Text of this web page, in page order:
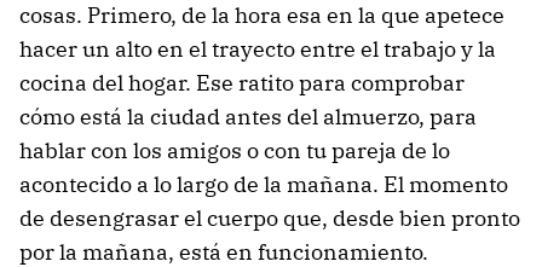
cosas. Primero, de la hora esa en la que apetece
hacer un alto en el trayecto entre el trabajo y la
cocina del hogar. Ese ratito para comprobar
cómo está la ciudad antes del almuerzo, para
hablar con los amigos o con tu pareja de lo
acontecido a lo largo de la mañana. El momento
de desengrasar el cuerpo que, desde bien pronto
por la mañana, está en funcionamiento.